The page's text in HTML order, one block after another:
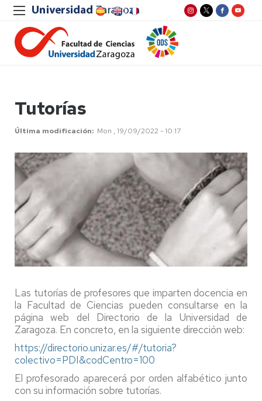
Tutorías
Última modificación Mon , 19/09/2022 - 10:17
Las tutorías de profesores que imparten docencia en
la Facultad de Ciencias pueden consultarse en la
página web del Directorio de la Universidad de
Zaragoza. En concreto, en la siguiente dirección web:
https://directorio.unizar.es/#/tutoria?
colectivo=PDI&codCentro=100
El profesorado aparecerá por orden alfabético junto
con su información sobre tutorías.